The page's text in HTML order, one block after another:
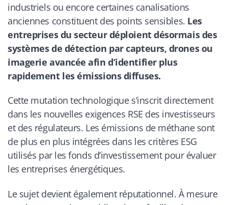
industriels ou encore certaines canalisations
anciennes constituent des points sensibles. Les
entreprises du secteur déploient désormais des
systèmes de détection par capteurs, drones ou
imagerie avancée afin d’identifier plus
rapidement les émissions diffuses.
Cette mutation technologique s’inscrit directement
dans les nouvelles exigences RSE des investisseurs
et des régulateurs. Les émissions de méthane sont
de plus en plus intégrées dans les critères ESG
utilisés par les fonds d’investissement pour évaluer
les entreprises énergétiques.
Le sujet devient également réputationnel. À mesure